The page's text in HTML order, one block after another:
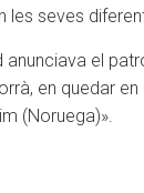
les seves
el
en quedar
(Noruega)».